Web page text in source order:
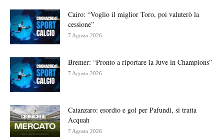
Cairo: “Voglio il miglior Toro, poi valuterò la
cessione”
7 Agosto 2026
Bremer: “Pronto a riportare la Juve in Champions”
7 Agosto 2026
Catanzaro: esordio e gol per Pafundi, si tratta
Acquah
7 Agosto 2026